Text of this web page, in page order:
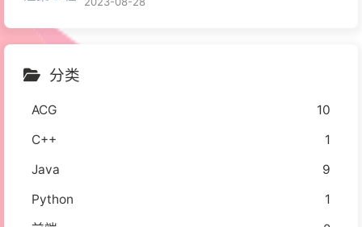
分类
ACG
10
C++
1
Java
9
Python
1